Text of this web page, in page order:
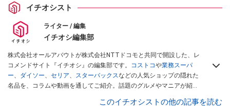
イチオシスト
ライター / 編集
イチオシ編集部
株式会社オールアバウトが株式会社NTTドコモと共同で開設した、レ
コメンドサイト『イチオシ』の編集部です。 コストコや業務スーパ
ー、 ダイソー、 セリア、 スターバックスなどの人気ショップの隠れた
名品を、コラムや動画を通してご紹介。話題のグルメやマニアが紹介
このイチオシストの他の記事を読む